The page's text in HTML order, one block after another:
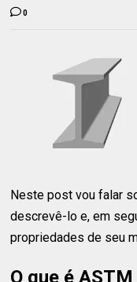
0
Neste post vou falar
descrevê-lo e, em
propriedades de seu
O que é